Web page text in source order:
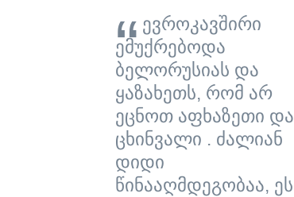
ევროკავშირი
ემუქრებოდა
ბელორუსიას და
ყაზახეთს, რომ არ
ეცნოთ აფხაზეთი და
ცხინვალი . ძალიან
დიდი
წინააღმდეგობაა, ეს